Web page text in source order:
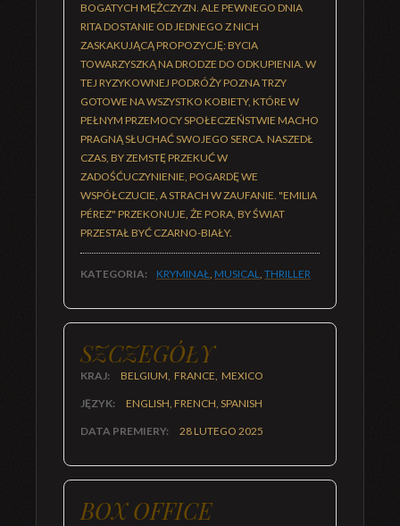
BOGATYCH MĘŻCZYZN. ALE PEWNEGO DNIA
RITA DOSTANIE OD JEDNEGO Z NICH
ZASKAKUJĄCĄ PROPOZYCJĘ: BYCIA
TOWARZYSZKĄ NA DRODZE DO ODKUPIENIA. W
TEJ RYZYKOWNEJ PODRÓŻY POZNA TRZY
GOTOWE NA WSZYSTKO KOBIETY, KTÓRE W
PEŁNYM PRZEMOCY SPOŁECZEŃSTWIE MACHO
PRAGNĄ SŁUCHAĆ SWOJEGO SERCA. NASZEDŁ
CZAS, BY ZEMSTĘ PRZEKUĆ W
ZADOŚĆUCZYNIENIE, POGARDĘ WE
WSPÓŁCZUCIE, A STRACH W ZAUFANIE. "EMILIA
PÉREZ" PRZEKONUJE, ŻE PORA, BY ŚWIAT
PRZESTAŁ BYĆ CZARNO-BIAŁY.
KATEGORIA: KRYMINAŁ, MUSICAL, THRILLER
SZCZEGÓŁY
KRAJ: BELGIUM, FRANCE, MEXICO
JĘZYK: ENGLISH, FRENCH, SPANISH
DATA PREMIERY: 28 LUTEGO 2025
BOX OFFICE